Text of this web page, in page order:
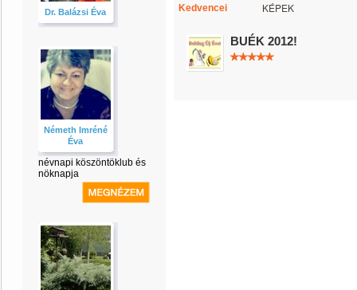
Dr. Balázsi Éva
Németh Imréné
Éva
névnapi köszöntöklub és
nöknapja
Kedvencei KÉPEK
BUÉK 2012!